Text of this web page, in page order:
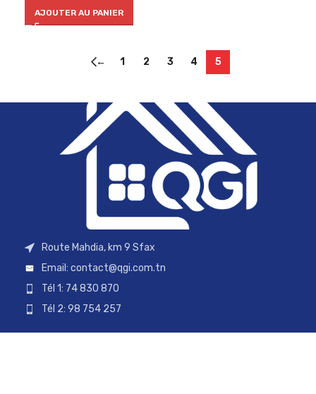
AJOUTER AU PANIER
← 1 2 3 4 5
Route Mahdia, km 9 Sfax
Email: contact@qgi.com.tn
Tél 1: 74 830 870
Tél 2: 98 754 257